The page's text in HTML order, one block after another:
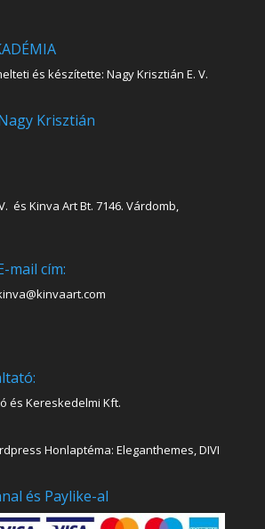
és készítette: Nagy Krisztián E. V.
Krisztián
és Kinva Art Bt. 7146. Várdomb,
mail cím:
és Kereskedelmi Kft.
Honlaptéma: Eleganthemes, DIVI
és Paylike-al